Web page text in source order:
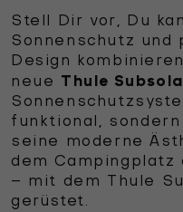
Stell Dir vor, Du
Sonnenschutz und
Design
neue Thule Subsola
funktional,
seine moderne
dem
– mit dem Thule
gerüstet.